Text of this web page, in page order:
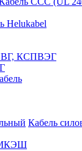
Helukabel
КСПВЭГ
Кабель